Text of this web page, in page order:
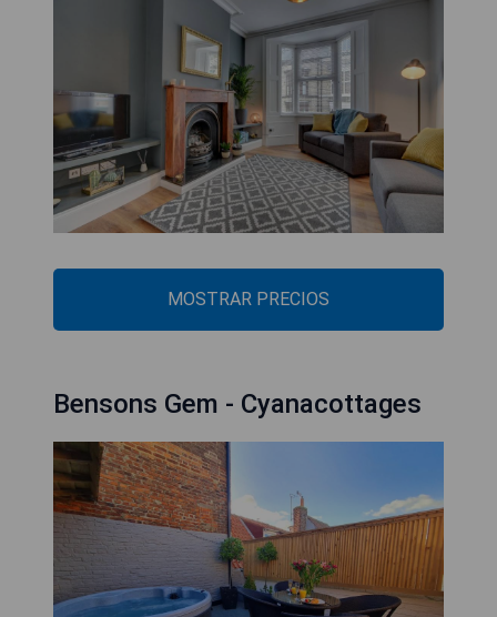
MOSTRAR PRECIOS
Bensons Gem - Cyanacottages